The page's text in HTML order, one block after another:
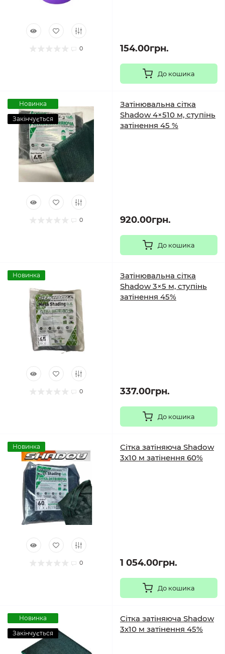
0 154.00грн.
До кошика
Новинка
Закінчується
0
Затінювальна сітка
Shadow 4×510 м, ступінь
затінення 45 %
920.00грн.
До кошика
Новинка
0
Затінювальна сітка
Shadow 3×5 м, ступінь
затінення 45%
337.00грн.
До кошика
Новинка
0
Сітка затіняюча Shadow
3х10 м затінення 60%
1 054.00грн.
До кошика
Новинка
Закінчується
Сітка затіняюча Shadow
3х10 м затінення 45%